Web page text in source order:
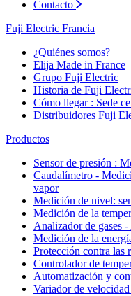
Contacto
Fuji Electric Francia
¿Quiénes somos?
Elija Made in France
Grupo Fuji Electric
Historia de Fuji
Cómo llegar : Sede
Distribuidores Fuji
Productos
Sensor de presión :
Caudalímetro -
vapor
Medición de nivel:
Medición de la
Analizador de gases
Medición de la
Protección contra las
Controlador de
Automatización y
Variador de